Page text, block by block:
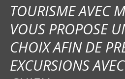
TOURISME AVEC
VOUS PROPOSE
CHOIX AFIN DE
EXCURSIONS